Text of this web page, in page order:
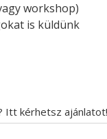
workshop)
is küldünk
Itt kérhetsz ajánlatot!